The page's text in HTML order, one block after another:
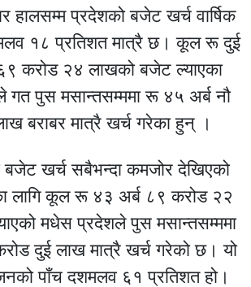
हालसम्म प्रदेशको बजेट खर्च वार्षिक
१८ प्रतिशत मात्रै छ। कूल रू दुई
करोड २४ लाखको बजेट ल्याएका
गत पुस मसान्तसम्ममा रू ४५ अर्ब नौ
बराबर मात्रै खर्च गरेका हुन् ।
खर्च सबैभन्दा कमजोर देखिएको
लागि कूल रू ४३ अर्ब ८९ करोड २२
मधेस प्रदेशले पुस मसान्तसम्ममा
दुई लाख मात्रै खर्च गरेको छ। यो
पाँच दशमलव ६१ प्रतिशत हो।